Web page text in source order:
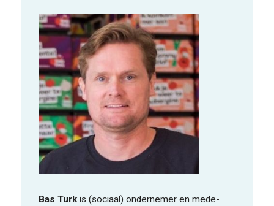
Bas Turkis (sociaal) ondernemer en mede-